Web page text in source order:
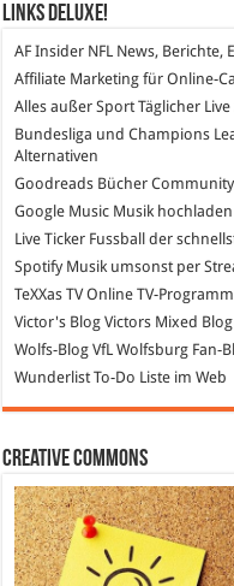
Links DeLuXe!
AF Insider NFL News, Berichte,
Affiliate Marketing für Online-
Alles außer Sport Täglicher
Bundesliga und Champions
Alternativen
Goodreads Bücher
Google Music Musik
Live Ticker Fussball der
SpotifyMusik umsonst per
TeXXas TVOnline TV-Programm
Victor's Blog Victors Mixed Blog
Wolfs-Blog VfL Wolfsburg Fan-
Wunderlist To-Do Liste im Web
Creative Commons